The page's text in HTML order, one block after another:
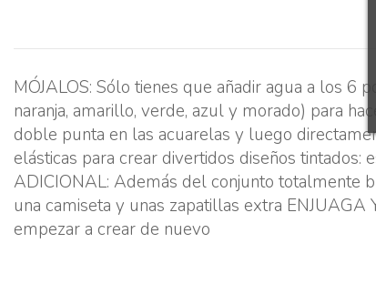
MÓJALOS: Sólo tienes que añadir agua a los
naranja, amarillo, verde, azul y morado) para
doble punta en las acuarelas y luego
elásticas para crear divertidos diseños
ADICIONAL: Además del conjunto totalmente
una camiseta y unas zapatillas extra ENJUAGA
empezar a crear de nuevo